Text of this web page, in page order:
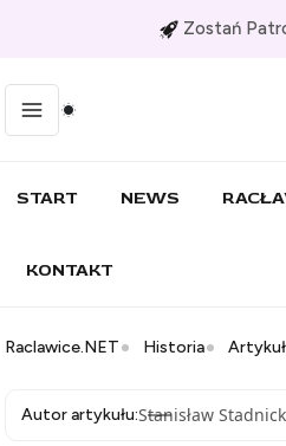
Zostań
START NEWS
KONTAKT
Raclawice.NET Historia
Autor artykułu:Stanisław